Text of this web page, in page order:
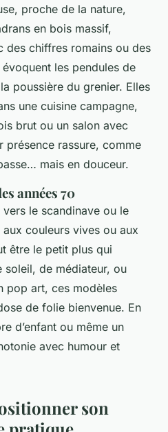
proche de la nature,
en bois massif,
des chiffres romains ou des
les pendules de
poussière du grenier. Elles
une cuisine campagne,
brut ou un salon avec
présence rassure, comme
mais en douceur.
années 70
le scandinave ou le
couleurs vives ou aux
être le petit plus qui
soleil, de médiateur, ou
pop art, ces modèles
de folie bienvenue. En
d’enfant ou même un
avec humour et
son